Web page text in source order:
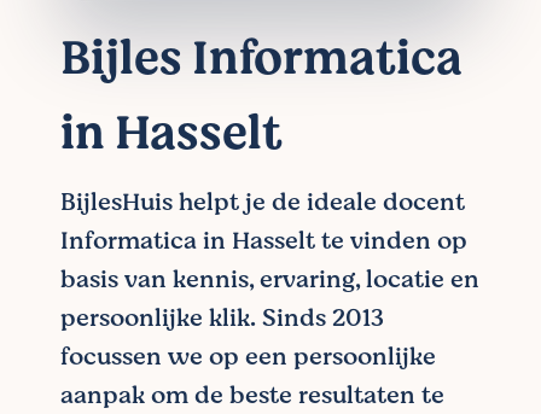
Bijles Informatica
in Hasselt
BijlesHuis helpt je de ideale docent
Informatica in Hasselt te vinden op
basis van kennis, ervaring, locatie en
persoonlijke klik. Sinds 2013
focussen we op een persoonlijke
aanpak om de beste resultaten te